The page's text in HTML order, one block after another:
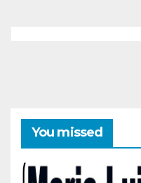
You missed